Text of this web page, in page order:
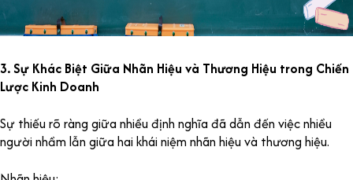
3. Sự Khác Biệt Giữa Nhãn Hiệu và Thương Hiệu trong Chiến
Lược Kinh Doanh
Sự thiếu rõ ràng giữa nhiều định nghĩa đã dẫn đến việc nhiều
người nhầm lẫn giữa hai khái niệm nhãn hiệu và thương hiệu.